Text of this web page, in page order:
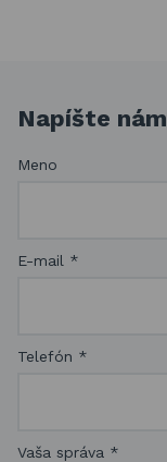
Napíšte nám
Meno
E-mail *
Telefón *
Vaša správa *